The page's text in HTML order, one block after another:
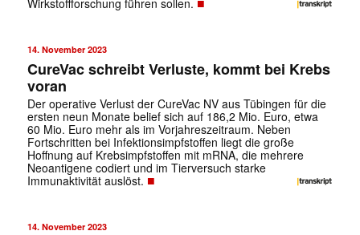
Wirkstoffforschung führen sollen.
14. November 2023
CureVac schreibt Verluste, kommt bei Krebs
voran
Der operative Verlust der CureVac NV aus Tübingen für die
ersten neun Monate belief sich auf 186,2 Mio. Euro, etwa
60 Mio. Euro mehr als im Vorjahreszeitraum. Neben
Fortschritten bei Infektionsimpfstoffen liegt die große
Hoffnung auf Krebsimpfstoffen mit mRNA, die mehrere
Neoantigene codiert und im Tierversuch starke
Immunaktivität auslöst. ■
14. November 2023